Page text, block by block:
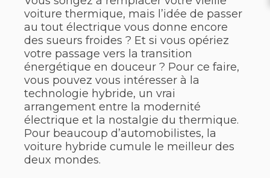
voiture thermique, mais l’idée de passer
au tout électrique vous donne encore
des sueurs froides ? Et si vous opériez
votre passage vers la transition
énergétique en douceur ? Pour ce faire,
vous pouvez vous intéresser à la
technologie hybride, un vrai
arrangement entre la modernité
électrique et la nostalgie du thermique.
Pour beaucoup d’automobilistes, la
voiture hybride cumule le meilleur des
deux mondes.